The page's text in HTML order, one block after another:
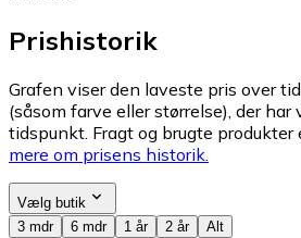
Prishistorik
Grafen viser den laveste pris over
(såsom farve eller størrelse), der
tidspunkt. Fragt og brugte produkter
mere om prisens historik.
Vælg butik
3 mdr
6 mdr 1 år 2 år Alt